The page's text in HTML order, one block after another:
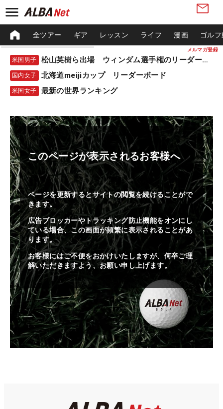
メルマガ登録
全ツアー ギア レッスン ライフ 漫画 ゴル
米国男子 松山英樹ら出場 ウィンダム選手権のリーダーボード
国内女子 北海道meijiカップ リーダーボード
米国女子 最新の世界ランキング
このページが表示されるお客様へ
ページを更新するとサイトの閲覧を続けることがで
きます。
広告ブロッカーやトラッキング防止機能をオンにし
ている場合、この画面が頻繁に表示されることがあ
ります。
お客様にはご不便をおかけいたしますが、何卒ご理
解いただきますよう、お願い申し上げます。